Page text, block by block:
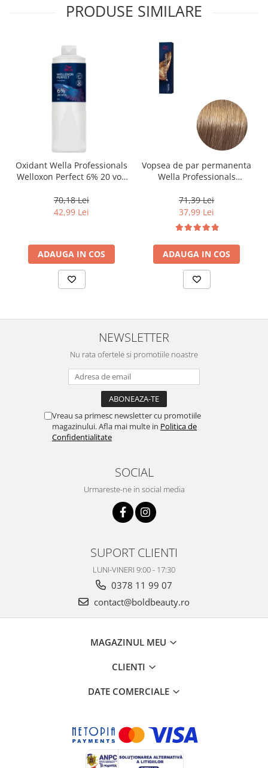
PRODUSE SIMILARE
Oxidant Wella Professionals
Welloxon Perfect 6% 20 vol,
70,18 Lei
42,99 Lei
ADAUGA IN COS
Vopsea de par permanenta
Wella Professionals
Blond Deschis Natural, 60
ml
71,39 Lei
37,99 Lei
ADAUGA IN COS
NEWSLETTER
Nu rata ofertele si promotiile noastre
Vreau sa primesc newsletter cu promotiile
magazinului. Afla mai multe in Politica de
Confidentialitate
SOCIAL
Urmareste-ne in social media
SUPORT CLIENTI
LUNI-VINERI 9:00 - 17:30
0378 11 99 07
contact@boldbeauty.ro
MAGAZINUL MEU
CLIENTI
DATE COMERCIALE